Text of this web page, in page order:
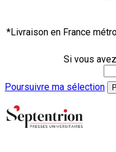
*Livraison en France
Si vous
Poursuivre ma sélection